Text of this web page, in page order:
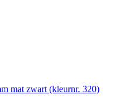
mat zwart (kleurnr. 320)